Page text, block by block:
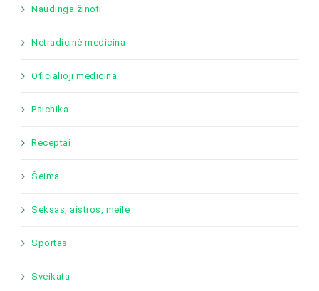
Naudinga žinoti
Netradicinė medicina
Oficialioji medicina
Psichika
Receptai
Šeima
Seksas, aistros, meilė
Sportas
Sveikata